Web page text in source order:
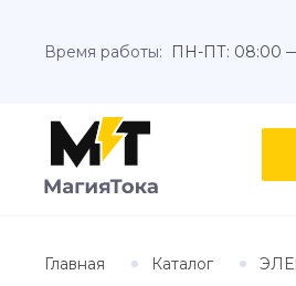
Время работы: ПН-ПТ: 08:00
Главная Каталог